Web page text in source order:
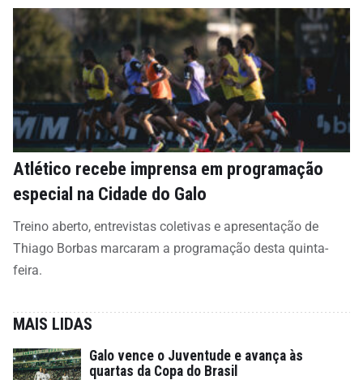
Atlético recebe imprensa em programação
especial na Cidade do Galo
Treino aberto, entrevistas coletivas e apresentação de
Thiago Borbas marcaram a programação desta quinta-
feira.
MAIS LIDAS
Galo vence o Juventude e avança às
quartas da Copa do Brasil